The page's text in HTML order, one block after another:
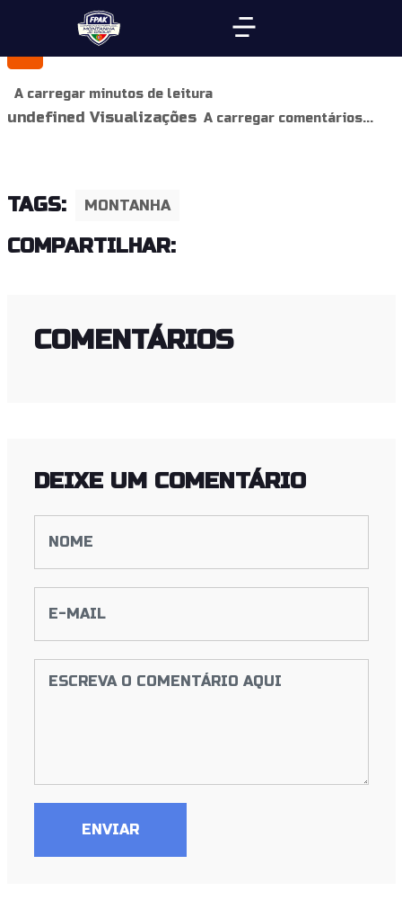
A carregar minutos de leitura
undefined Visualizações A carregar comentários...
TAGS: MONTANHA
COMPARTILHAR:
COMENTÁRIOS
DEIXE UM COMENTÁRIO
ENVIAR